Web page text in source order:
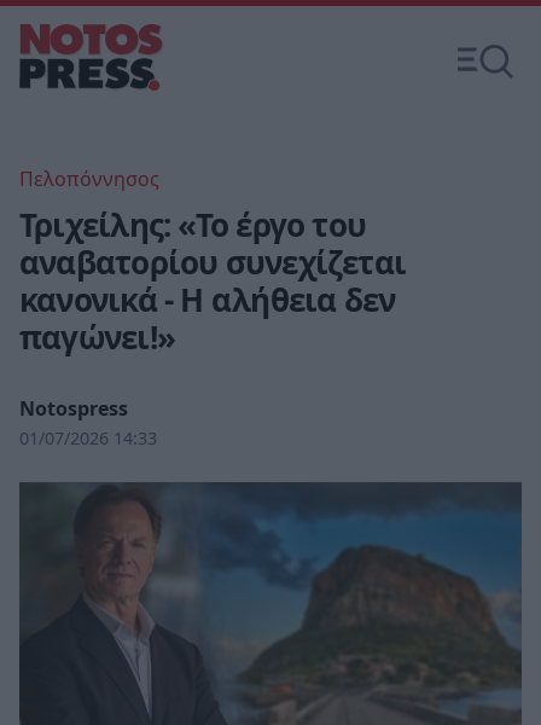
Πελοπόννησος
Τριχείλης: «Το έργο του
αναβατορίου συνεχίζεται
κανονικά - Η αλήθεια δεν
παγώνει!»
Notospress
01/07/2026 14:33